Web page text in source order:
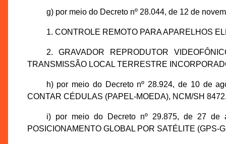
g) por meio do Decreto nº 28.044, de 12 de
1. CONTROLE REMOTO PARA APARELHOS
2. GRAVADOR REPRODUTOR
TRANSMISSÃO LOCAL TERRESTRE
h) por meio do Decreto nº 28.924, de 10 de
CONTAR CÉDULAS (PAPEL-MOEDA), NCM/SH
i) por meio do Decreto nº 29.875, de 27 de
POSICIONAMENTO GLOBAL POR SATÉLITE (GPS-